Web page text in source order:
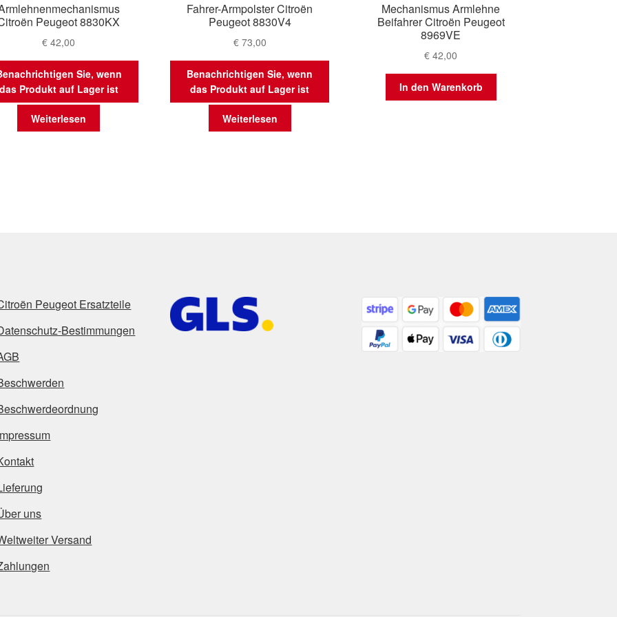
Peugeot 8830KX
€ 42,00
Sie, wenn
das Produkt auf Lager ist
Weiterlesen
Fahrer-Armpolster Citroën
Peugeot 8830V4
€73,00
Benachrichtigen Sie, wenn
das Produkt auf Lager ist
Weiterlesen
Mechanismus Armlehne
Beifahrer Citroën Peugeot
8969VE
€ 42,00
In den Warenkorb
Peugeot Ersatzteile
Bestimmungen
uns
Versand